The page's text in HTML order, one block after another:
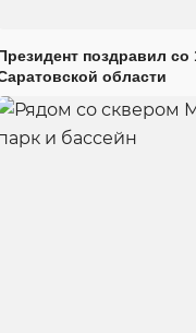
поздравил
области